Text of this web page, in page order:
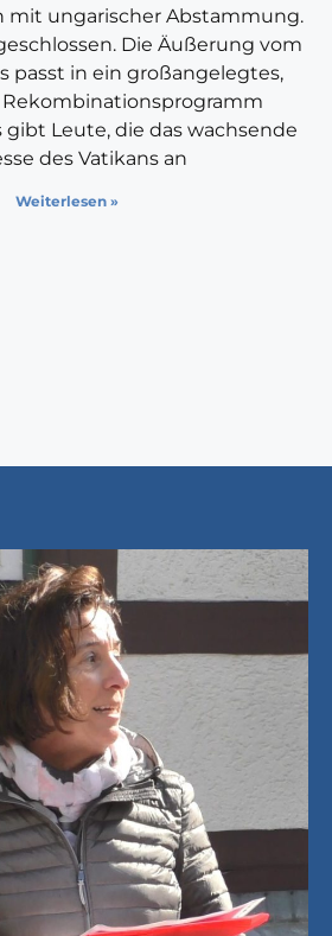
mit ungarischer Abstammung.
Die Äußerung vom
passt in ein großangelegtes,
gibt Leute, die das wachsende
des Vatikans an
Weiterlesen »